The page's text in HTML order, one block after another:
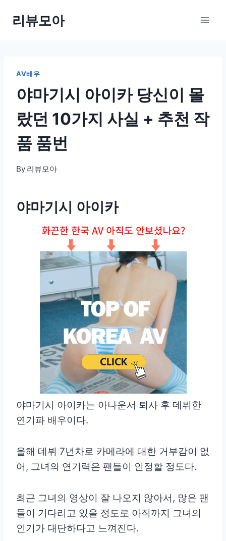
리뷰모아
AV배우
야마기시 아이카 당신이 몰
랐던 10가지 사실 + 추천 작
품 품번
By 리뷰모아
야마기시 아이카
야마기시 아이카는 아나운서 퇴사 후 데뷔한
연기파 배우이다.
올해 데뷔 7년차로 카메라에 대한 거부감이 없
어, 그녀의 연기력은 팬들이 인정할 정도다.
최근 그녀의 영상이 잘 나오지 않아서, 많은 팬
들이 기다리고 있을 정도로 아직까지 그녀의
인기가 대단하다고 느껴진다.